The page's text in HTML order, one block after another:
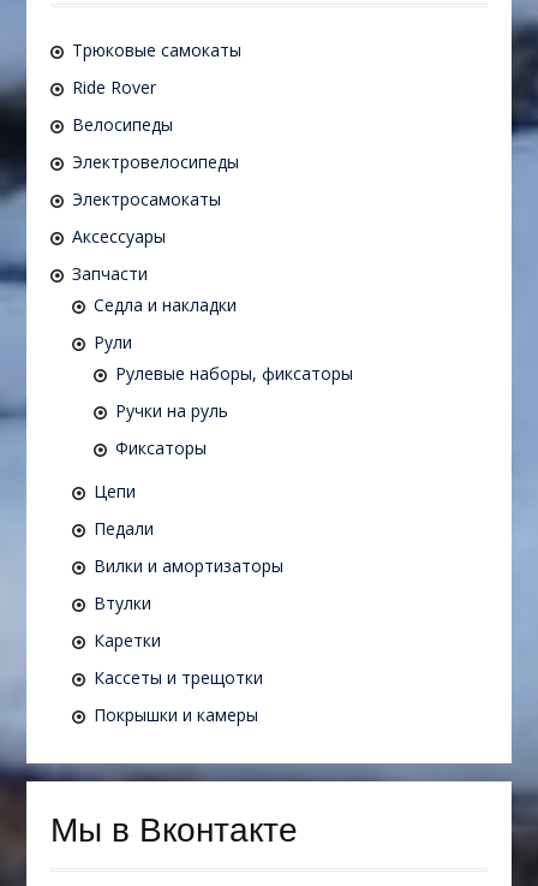
Трюковые самокаты
Ride Rover
Велосипеды
Электровелосипеды
Электросамокаты
Аксессуары
Запчасти
Седла и накладки
Рули
Рулевые наборы, фиксаторы
Ручки на руль
Фиксаторы
Цепи
Педали
Вилки и амортизаторы
Втулки
Каретки
Кассеты и трещотки
Покрышки и камеры
Мы в Вконтакте